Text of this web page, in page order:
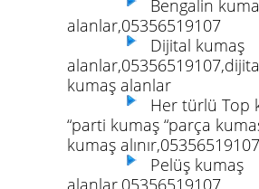
Bengalin
alanlar,05356519107
Dijital kumaş
kumaş alanlar
Her türlü Top
“parti kumaş “parça
kumaş alınır,05356519107
Pelüş kumaş
alanlar,05356519107